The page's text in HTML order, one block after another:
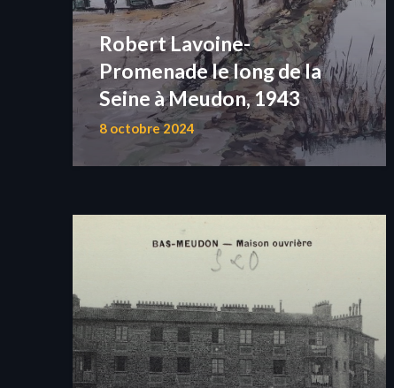
Robert Lavoine-
Promenade le long de la
Seine à Meudon, 1943
8 octobre 2024